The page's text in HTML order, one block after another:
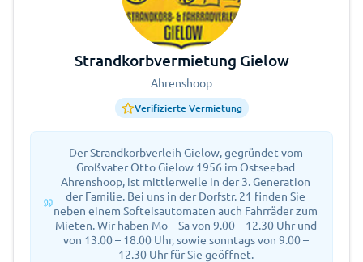
Strandkorbvermietung Gielow
Ahrenshoop
Verifizierte Vermietung
Der Strandkorbverleih Gielow, gegründet vom
Großvater Otto Gielow 1956 im Ostseebad
Ahrenshoop, ist mittlerweile in der 3. Generation
der Familie. Bei uns in der Dorfstr. 21 finden Sie
neben einem Softeisautomaten auch Fahrräder zum
Mieten. Wir haben Mo – Sa von 9.00 – 12.30 Uhr und
von 13.00 – 18.00 Uhr, sowie sonntags von 9.00 –
12.30 Uhr für Sie geöffnet.